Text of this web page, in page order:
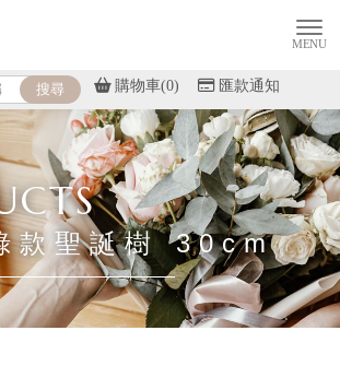
購物車(0) 匯款通知
款聖誕樹 30cm